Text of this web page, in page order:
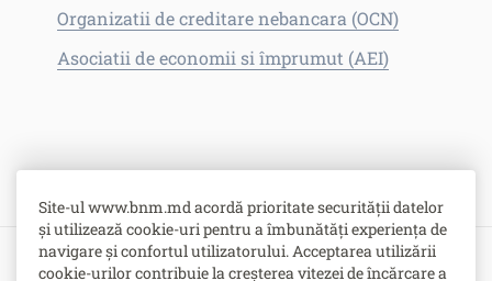
Site-ul www.bnm.md acordă prioritate securității datelor
și utilizează cookie-uri pentru a îmbunătăți experiența de
navigare și confortul utilizatorului. Acceptarea utilizării
cookie-urilor contribuie la creșterea vitezei de încărcare a
Organizatii de creditare nebancara (OCN)
Asociatii de economii si împrumut (AEI)